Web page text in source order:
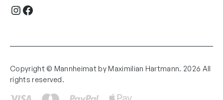
InstagramFacebook
Copyright © Mannheimat by Maximilian Hartmann. 2026 All
rights reserved.